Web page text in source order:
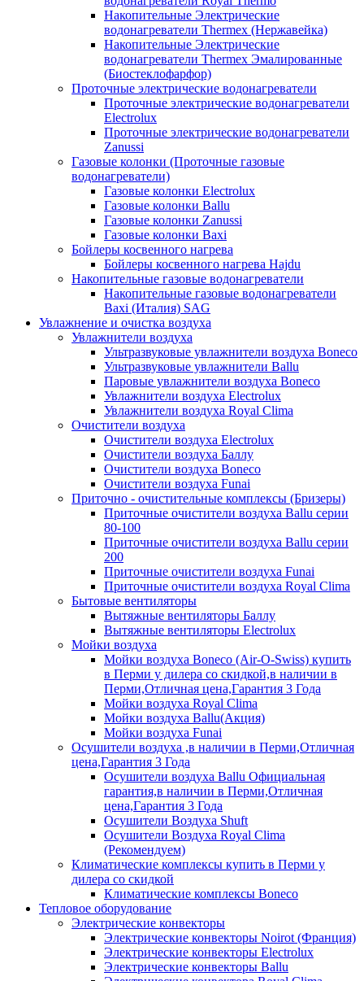
Накопительные Электрические
водонагреватели Thermex (Нержавейка)
Накопительные Электрические
водонагреватели Thermex Эмалированные
(Биостеклофарфор)
Проточные электрические водонагреватели
Проточные электрические водонагреватели
Electrolux
Проточные электрические водонагреватели
Zanussi
Газовые колонки (Проточные газовые
водонагреватели)
Газовые колонки Electrolux
Газовые колонки Ballu
Газовые колонки Zanussi
Газовые колонки Baxi
Бойлеры косвенного нагрева
Бойлеры косвенного нагрева Hajdu
Накопительные газовые водонагреватели
Накопительные газовые водонагреватели
Baxi (Италия) SAG
Увлажнение и очистка воздуха
Увлажнители воздуха
Ультразвуковые увлажнители воздуха Boneco
Ультразвуковые увлажнители Ballu
Паровые увлажнители воздуха Boneco
Увлажнители воздуха Electrolux
Увлажнители воздуха Royal Clima
Очистители воздуха
Очистители воздуха Electrolux
Очистители воздуха Баллу
Очистители воздуха Boneco
Очистители воздуха Funai
Приточно - очистительные комплексы (Бризеры)
Приточные очистители воздуха Ballu серии
80-100
Приточные очистители воздуха Ballu серии
200
Приточные очистители воздуха Funai
Приточные очистители воздуха Royal Clima
Бытовые вентиляторы
Вытяжные вентиляторы Баллу
Вытяжные вентиляторы Electrolux
Мойки воздуха
Мойки воздуха Boneco (Air-O-Swiss) купить
в Перми у дилера со скидкой,в наличии в
Перми,Отличная цена,Гарантия 3 Года
Мойки воздуха Royal Clima
Мойки воздуха Ballu(Акция)
Мойки воздуха Funai
Осушители воздуха ,в наличии в Перми,Отличная
цена,Гарантия 3 Года
Осушители воздуха Ballu Официальная
гарантия,в наличии в Перми,Отличная
цена,Гарантия 3 Года
Осушители Воздуха Shuft
Осушители Воздуха Royal Clima
(Рекомендуем)
Климатические комплексы купить в Перми у
дилера со скидкой
Климатические комплексы Boneсo
Тепловое оборудование
Электрические конвекторы
Электрические конвекторы Noirot (Франция)
Электрические конвекторы Electrolux
Электрические конвекторы Ballu